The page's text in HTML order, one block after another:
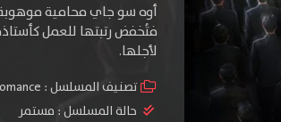
أوه سو جاي محامية موهوبة
فتُخفض رتبتها للعمل
لأجلها.
تصنيف المسلسل :
حالة المسلسل : مستمر